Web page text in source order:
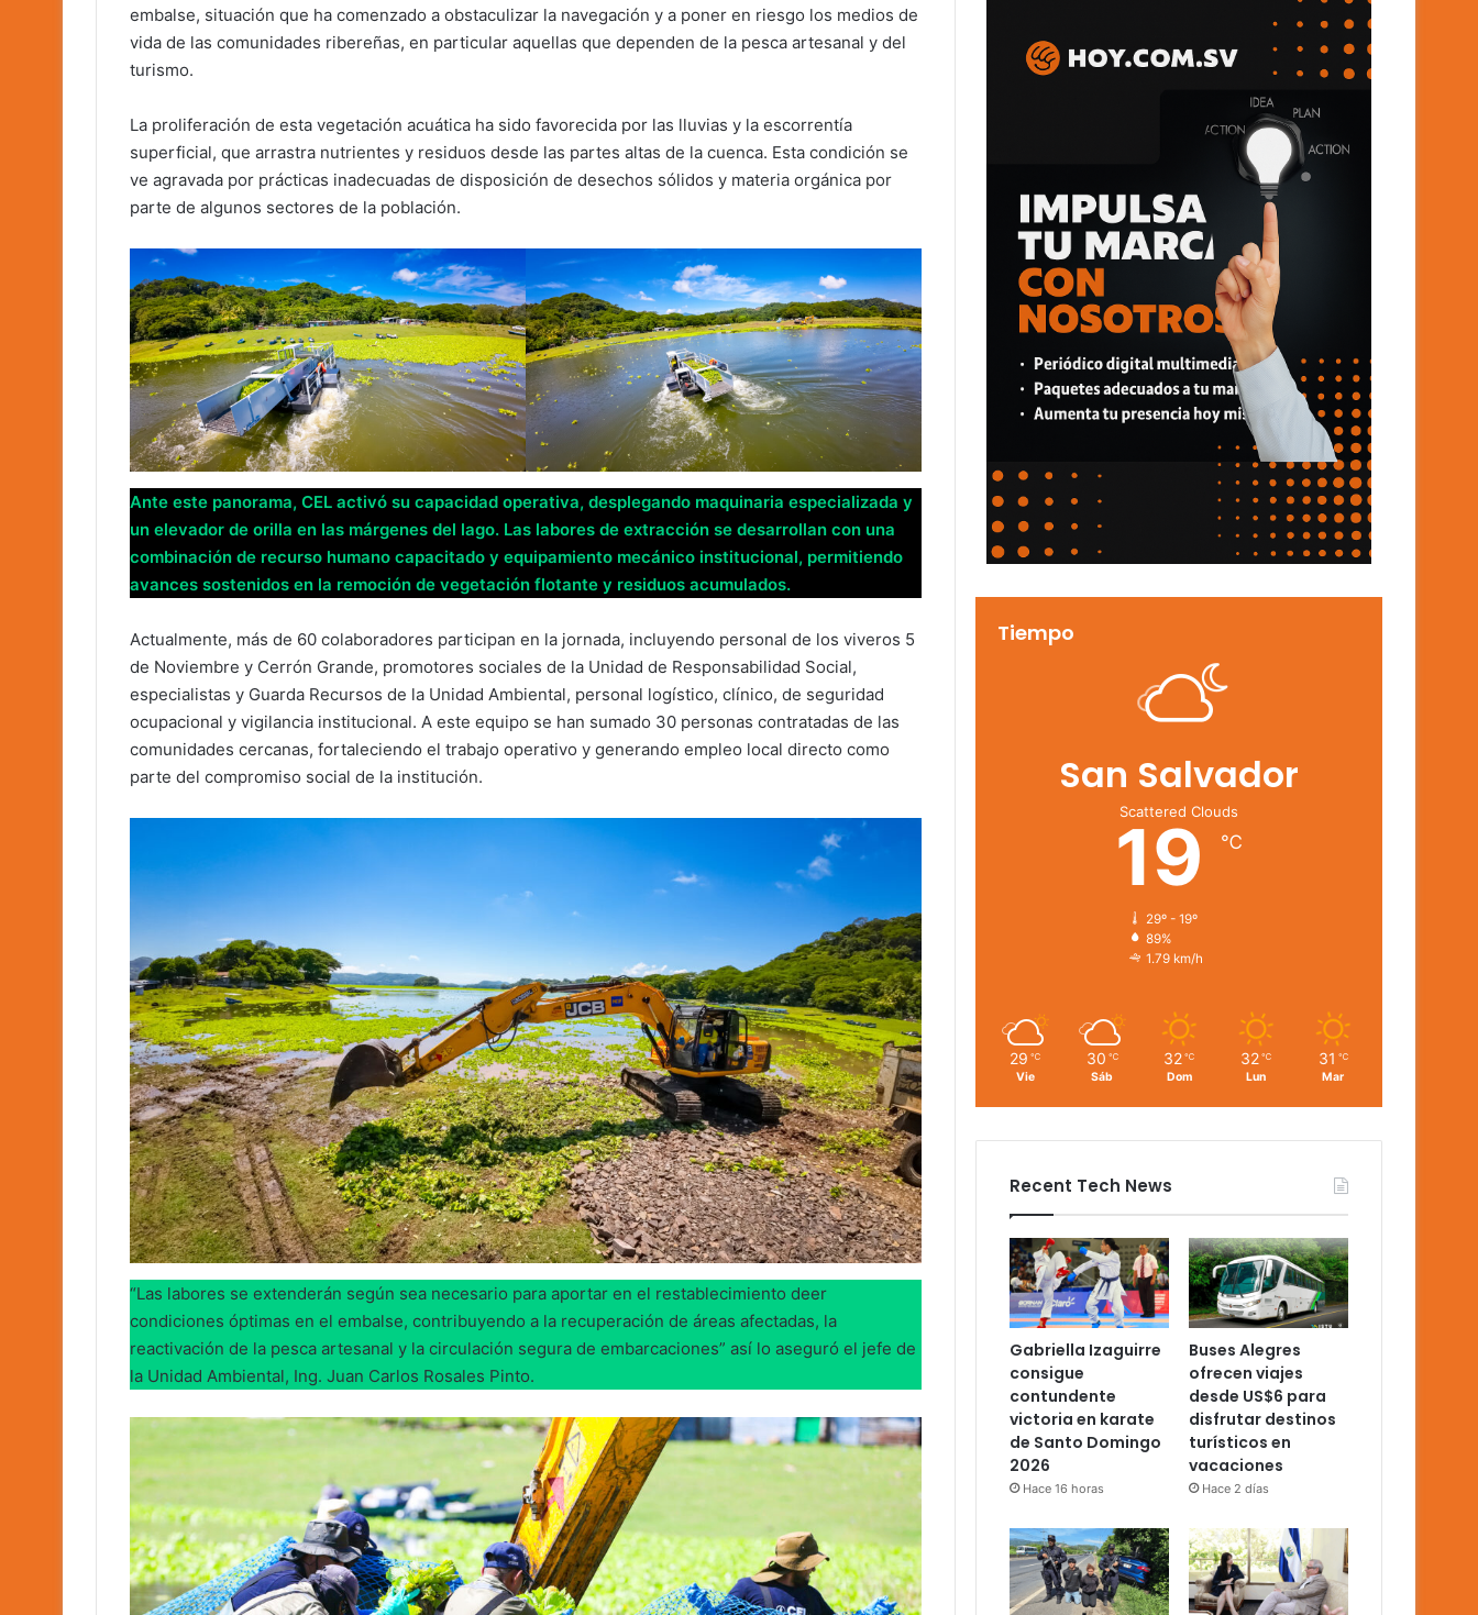
embalse, situación que ha comenzado a obstaculizar la navegación y a poner en riesgo los medios de
vida de las comunidades ribereñas, en particular aquellas que dependen de la pesca artesanal y del
turismo.
La proliferación de esta vegetación acuática ha sido favorecida por las lluvias y la escorrentía
superficial, que arrastra nutrientes y residuos desde las partes altas de la cuenca. Esta condición se
ve agravada por prácticas inadecuadas de disposición de desechos sólidos y materia orgánica por
parte de algunos sectores de la población.
Ante este panorama, CEL activó su capacidad operativa, desplegando maquinaria especializada y
un elevador de orilla en las márgenes del lago. Las labores de extracción se desarrollan con una
combinación de recurso humano capacitado y equipamiento mecánico institucional, permitiendo
avances sostenidos en la remoción de vegetación flotante y residuos acumulados.
Actualmente, más de 60 colaboradores participan en la jornada, incluyendo personal de los viveros 5
de Noviembre y Cerrón Grande, promotores sociales de la Unidad de Responsabilidad Social,
especialistas y Guarda Recursos de la Unidad Ambiental, personal logístico, clínico, de seguridad
ocupacional y vigilancia institucional. A este equipo se han sumado 30 personas contratadas de las
comunidades cercanas, fortaleciendo el trabajo operativo y generando empleo local directo como
parte del compromiso social de la institución.
“Las labores se extenderán según sea necesario para aportar en el restablecimiento deer
condiciones óptimas en el embalse, contribuyendo a la recuperación de áreas afectadas, la
reactivación de la pesca artesanal y la circulación segura de embarcaciones” así lo aseguró el jefe de
la Unidad Ambiental, Ing. Juan Carlos Rosales Pinto.
Tiempo
San Salvador
Scattered Clouds
19 ℃
29º - 19º
89%
1.79 km/h
29 ℃
Vie
30 ℃
Sáb
32 ℃
Dom
32 ℃
Lun
31 ℃
Mar
Recent Tech News
Gabriella Izaguirre
consigue
contundente
victoria en karate
de Santo Domingo
2026
Hace 16 horas
Buses Alegres
ofrecen viajes
desde US$6 para
disfrutar destinos
turísticos en
vacaciones
Hace 2 días